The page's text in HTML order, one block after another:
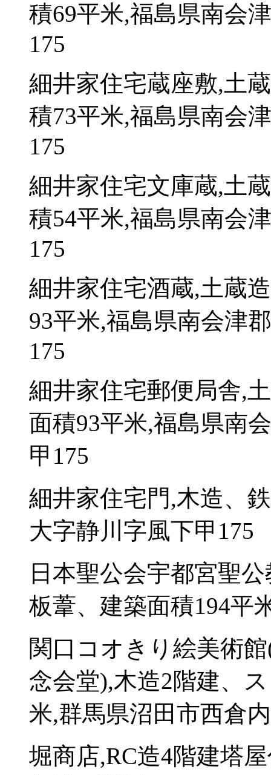
積69平米,福島県南会
175
細井家住宅蔵座敷,土
積73平米,福島県南会
175
細井家住宅文庫蔵,土
積54平米,福島県南会
175
細井家住宅酒蔵,土蔵
93平米,福島県南会津
175
細井家住宅郵便局舎,
面積93平米,福島県南
甲175
細井家住宅門,木造、
大字静川字風下甲175
日本聖公会宇都宮聖
板葦、建築面積194平
関口コオきり絵美術
念会堂),木造2階建、
米,群馬県沼田市西倉
堀商店,RC造4階建塔